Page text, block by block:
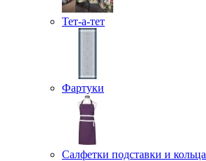
Тет-а-тет
Фартуки
Салфетки подставки и кольца